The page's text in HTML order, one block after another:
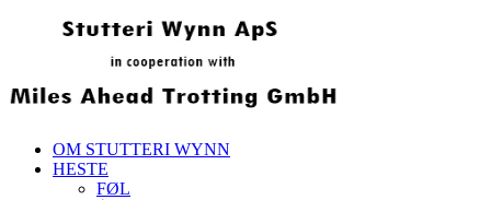
OM STUTTERI WYNN
HESTE
FØL